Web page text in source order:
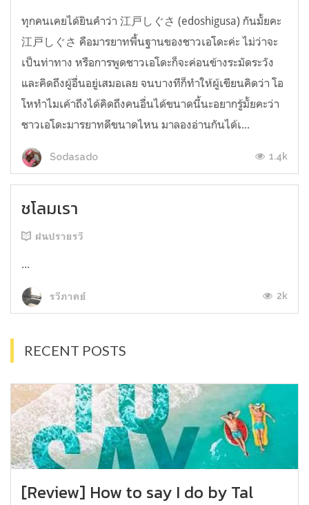
ทุกคนเคยได้ยินคำว่า 江戸しぐさ (edoshigusa) กันมั้ยคะ
江戸しぐさ คือมารยาทพื้นฐานของชาวเอโดะค่ะ ไม่ว่าจะ
เป็นท่าทาง หรือการพูดชาวเอโดะก็จะค่อนข้างระมัดระวัง
และคิดถึงผู้อื่นอยู่เสมอเลย จนบางทีก็ทำให้ผู้เขียนคิดว่า โอ
โหทำไมเค้าถึงได้คิดถึงคนอื่นได้ขนาดนี้นะอยากรู้มั้ยคะว่า
ชาวเอโดะมารยาทดีขนาดไหน มาลองอ่านกันได้เ...
Sodasado 1.4k
ชโลมเรา
ฝนปรายรวี
...
รวีภาคย์ 2k
RECENT POSTS
[Review] How to say I do by Tal